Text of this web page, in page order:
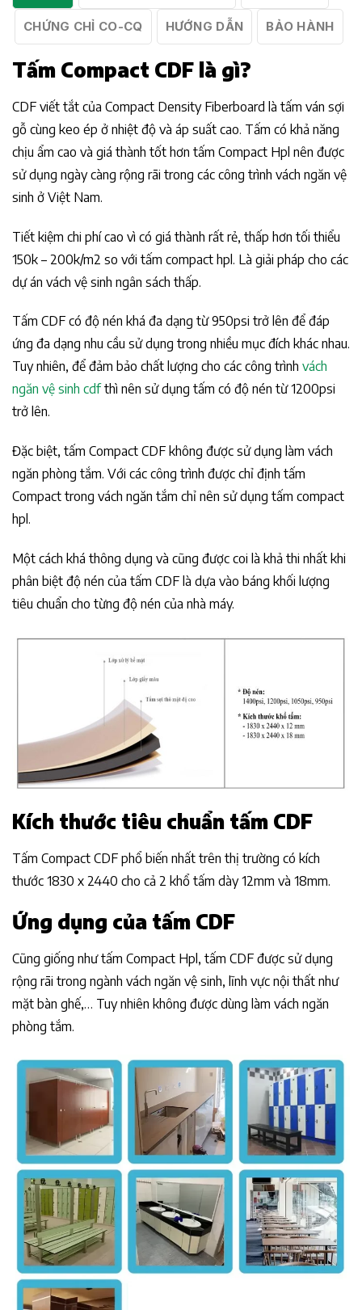
CHỨNG CHỈ CO-CQ HƯỚNG DẪN BẢO HÀNH
Tấm Compact CDF là gì?
CDF viết tắt của Compact Density Fiberboard là tấm ván sợi
gỗ cùng keo ép ở nhiệt độ và áp suất cao. Tấm có khả năng
chịu ẩm cao và giá thành tốt hơn tấm Compact Hpl nên được
sử dụng ngày càng rộng rãi trong các công trình vách ngăn vệ
sinh ở Việt Nam.
Tiết kiệm chi phí cao vì có giá thành rất rẻ, thấp hơn tối thiểu
150k – 200k/m2 so với tấm compact hpl. Là giải pháp cho các
dự án vách vệ sinh ngân sách thấp.
Tấm CDF có độ nén khá đa dạng từ 950psi trở lên để đáp
ứng đa dạng nhu cầu sử dụng trong nhiều mục đích khác nhau.
Tuy nhiên, để đảm bảo chất lượng cho các công trình vách
ngăn vệ sinh cdfthì nên sử dụng tấm có độ nén từ 1200psi
trở lên.
Đặc biệt, tấm Compact CDF không được sử dụng làm vách
ngăn phòng tắm. Với các công trình được chỉ định tấm
Compact trong vách ngăn tắm chỉ nên sử dụng tấm compact
hpl.
Một cách khá thông dụng và cũng được coi là khả thi nhất khi
phân biệt độ nén của tấm CDF là dựa vào báng khối lượng
tiêu chuẩn cho từng độ nén của nhà máy.
Kích thước tiêu chuẩn tấm CDF
Tấm Compact CDF phổ biến nhất trên thị trường có kích
thước 1830 x 2440 cho cả 2 khổ tấm dày 12mm và 18mm.
Ứng dụng của tấm CDF
Cũng giống như tấm Compact Hpl, tấm CDF được sử dụng
rộng rãi trong ngành vách ngăn vệ sinh, lĩnh vực nội thất như
mặt bàn ghế,… Tuy nhiên không được dùng làm vách ngăn
phòng tắm.